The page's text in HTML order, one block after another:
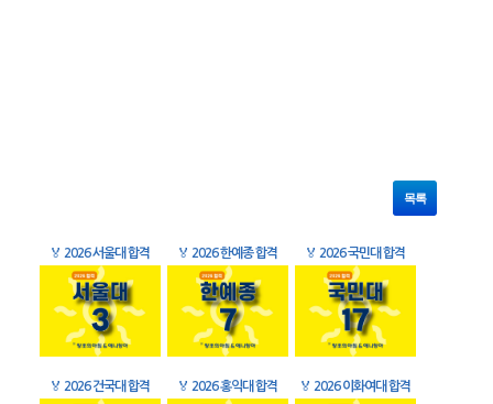
목록
🏅 2026 서울대 합격 🏅 2026 한예종 합격 🏅 2026 국민대 합격
🏅 2026 건국대 합격 🏅 2026 홍익대 합격 🏅 2026 이화여대 합격